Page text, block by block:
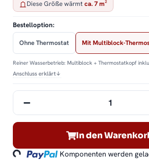
Diese Größe wärmt ca. 7 m²
Bestelloption:
Ohne Thermostat Mit Multiblock-
Reiner Wasserbetrieb: Multiblock + Thermostatkopf
Anschluss erklärt↓
In den
Komponenten werden